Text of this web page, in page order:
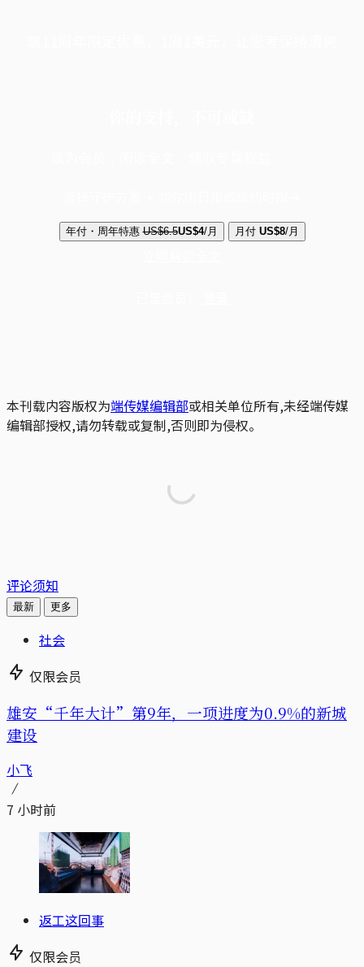
年付・周年特惠 US$6.5US$4/月 月付 US$8/月
本刊载内容版权为端传媒编辑部或相关单位所有,未经端传媒
编辑部授权,请勿转载或复制,否则即为侵权。
评论须知
最新 更多
社会
仅限会员
雄安“千年大计”第9年，一项进度为0.9%的新城
建设
小飞
7 小时前
返工这回事
仅限会员